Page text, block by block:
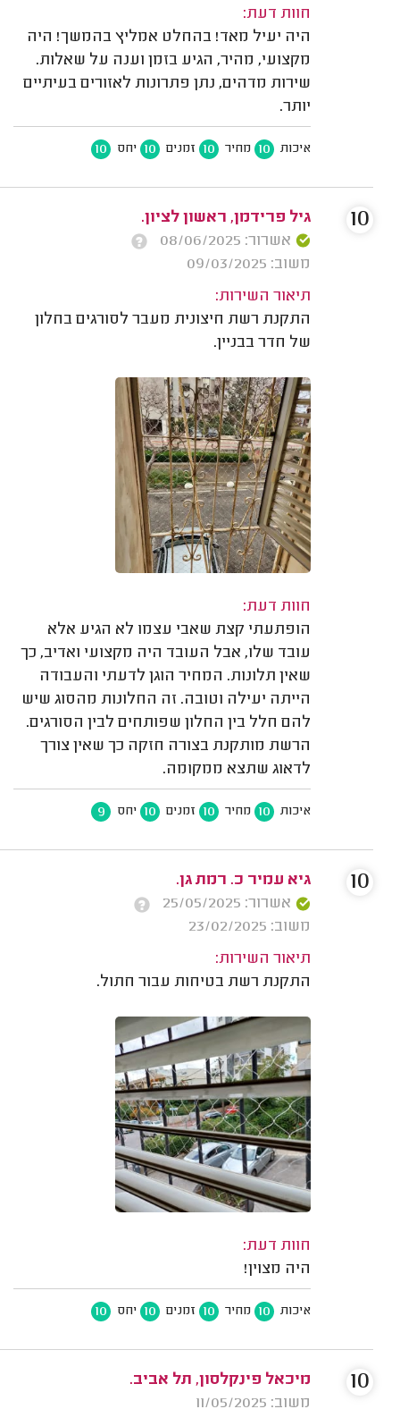
חוות דעת:
היה יעיל מאד! בהחלט אמליץ בהמשך! היה
מקצועי, מהיר, הגיע בזמן וענה על שאלות.
שירות מדהים, נתן פתרונות לאזורים בעיתיים
יותר.
איכות 10 מחיר 10 זמנים 10 יחס 10
גיל פרידמן, ראשון לציון.
אשרור: 08/06/2025
משוב: 09/03/2025
תיאור השירות:
התקנת רשת חיצונית מעבר לסורגים בחלון
של חדר בבניין.
חוות דעת:
הופתעתי קצת שאבי עצמו לא הגיע אלא
עובד שלו, אבל העובד היה מקצועי ואדיב, כך
שאין תלונות. המחיר הוגן לדעתי והעבודה
הייתה יעילה וטובה. זה החלונות מהסוג שיש
להם חלל בין החלון שפותחים לבין הסורגים.
הרשת מותקנת בצורה חזקה כך שאין צורך
לדאוג שתצא ממקומה.
איכות 10 מחיר 10 זמנים 10 יחס 9
10
גיא עמיר כ. רמת גן.
אשרור: 25/05/2025
משוב: 23/02/2025
תיאור השירות:
התקנת רשת בטיחות עבור חתול.
חוות דעת:
היה מצוין!
איכות 10 מחיר 10 זמנים 10 יחס 10
10
מיכאל פינקלסון, תל אביב.
משוב: 11/05/2025
10